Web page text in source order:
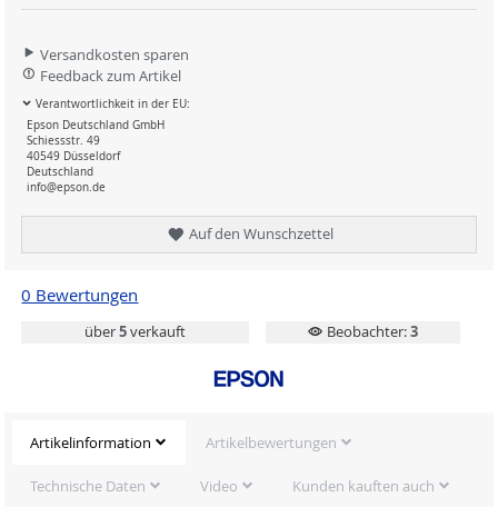
Versandkosten sparen
Feedback zum Artikel
Verantwortlichkeit in der EU:
Epson Deutschland GmbH
Schiessstr. 49
40549 Düsseldorf
Deutschland
info@epson.de
Auf den Wunschzettel
0 Bewertungen
über5verkauft Beobachter:3
Artikelinformation Artikelbewertungen
Technische Daten Video Kunden kauften auch